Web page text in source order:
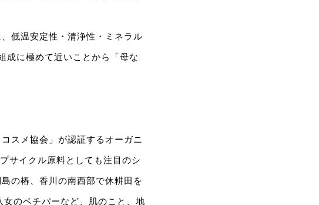
低温安定性・清浄性・ミネラル
成に極めて近いことから「母な
スメ協会」が認証するオーガニ
サイクル原料としても注目のシ
の椿、香川の南西部で休耕田を
のベチパーなど、肌のこと、地